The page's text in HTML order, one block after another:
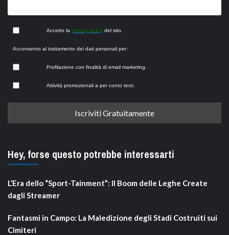
Accetto la privacy policy del sito.
Acconsento al trattamento dei dati personali per:
Profilazione con finalità di email marketing.
Attività promozionali a per conto terzi.
Hey, forse questo potrebbe interessarti
L’Era dello “Sport-Tainment”: Il Boom delle Leghe Create
dagli Streamer
Fantasmi in Campo: La Maledizione degli Stadi Costruiti sui
Cimiteri